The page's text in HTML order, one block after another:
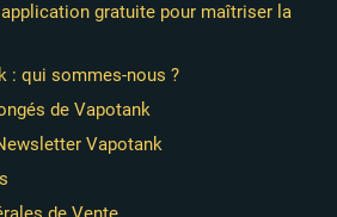
gratuite pour maîtriser la
: qui sommes-nous ?
de Vapotank
Vapotank